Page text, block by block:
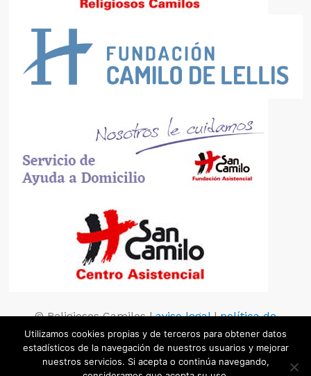
© Religiosos Camilos |aviso legal|política de
privacidad| política de cookies
Utilizamos cookies propias y de terceros para obtener datos
estadísticos de la navegación de nuestros usuarios y mejorar
nuestros servicios. Si acepta o continúa navegando,